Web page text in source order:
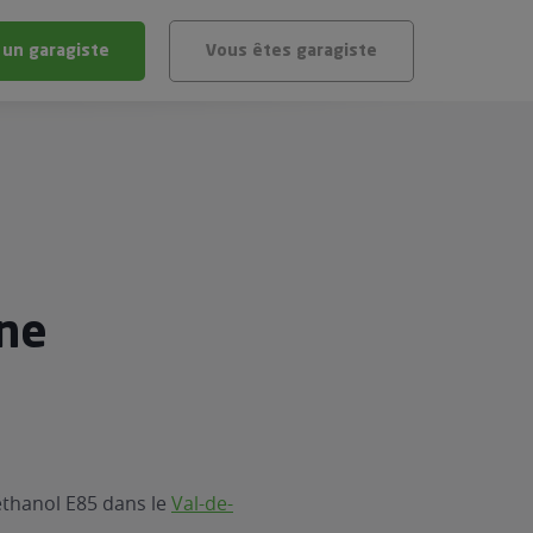
garagiste Vous êtes garagiste
E85 dans le Val-de-